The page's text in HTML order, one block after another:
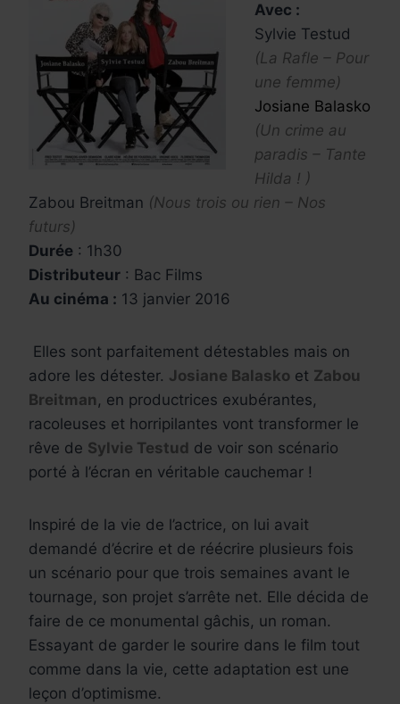
Avec :
Sylvie Testud
(La Rafle – Pour
une femme)
Josiane Balasko
(Un crime au
paradis – Tante
Hilda ! )
Zabou Breitman (Nous trois ou rien – Nos
futurs)
Durée : 1h30
Distributeur : Bac Films
Au cinéma : 13 janvier 2016
Elles sont parfaitement détestables mais on
adore les détester. Josiane Balasko et Zabou
Breitman , en productrices exubérantes,
racoleuses et horripilantes vont transformer le
rêve de Sylvie Testud de voir son scénario
porté à l’écran en véritable cauchemar !
Inspiré de la vie de l’actrice, on lui avait
demandé d’écrire et de réécrire plusieurs fois
un scénario pour que trois semaines avant le
tournage, son projet s’arrête net. Elle décida de
faire de ce monumental gâchis, un roman.
Essayant de garder le sourire dans le film tout
comme dans la vie, cette adaptation est une
leçon d’optimisme.